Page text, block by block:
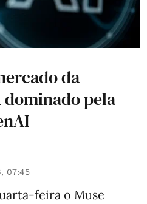
da
pela
07:45
feira o Muse